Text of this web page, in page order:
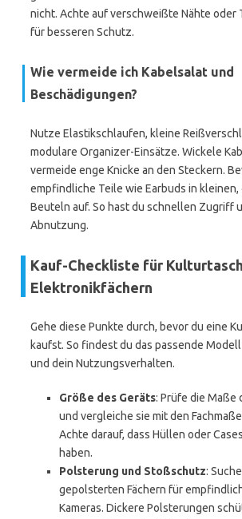
nicht. Achte auf verschweißte Nähte oder
für besseren Schutz.
Wie vermeide ich Kabelsalat und
Beschädigungen?
Nutze Elastikschlaufen, kleine
modulare Organizer-Einsätze. Wickele
vermeide enge Knicke an den Steckern.
empfindliche Teile wie Earbuds in
Beuteln auf. So hast du schnellen Zugriff
Abnutzung.
Kauf-Checkliste für
Elektronikfächern
Gehe diese Punkte durch, bevor du eine
kaufst. So findest du das passende
und dein Nutzungsverhalten.
Größe des Geräts: Prüfe die Maße
und vergleiche sie mit den
Achte darauf, dass Hüllen oder
haben.
Polsterung und Stoßschutz:
gepolsterten Fächern für
Kameras. Dickere Polsterungen